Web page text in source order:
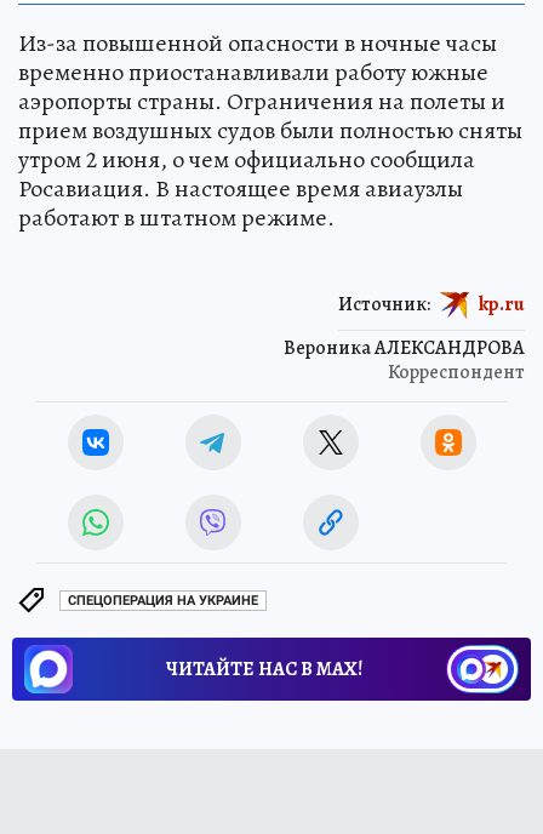
Из-за повышенной опасности в ночные часы
временно приостанавливали работу южные
аэропорты страны. Ограничения на полеты и
прием воздушных судов были полностью сняты
утром 2 июня, о чем официально сообщила
Росавиация. В настоящее время авиаузлы
работают в штатном режиме.
Вероника АЛЕКСАНДРОВА
Корреспондент
Источник: kp.ru
СПЕЦОПЕРАЦИЯ НА УКРАИНЕ
ЧИТАЙТЕ НАС В МАХ!